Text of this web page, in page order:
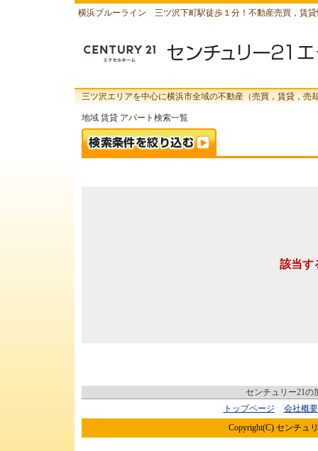
横浜ブルーライン 三ツ沢下町駅徒歩１分！不動産売買，賃
三ツ沢エリアを中心に横浜市全域の不動産（売買，賃貸，
地域 賃貸 アパート検索一覧
該当す
センチュリー21の
トップページ
会社概要
Copyright(C) センチュ